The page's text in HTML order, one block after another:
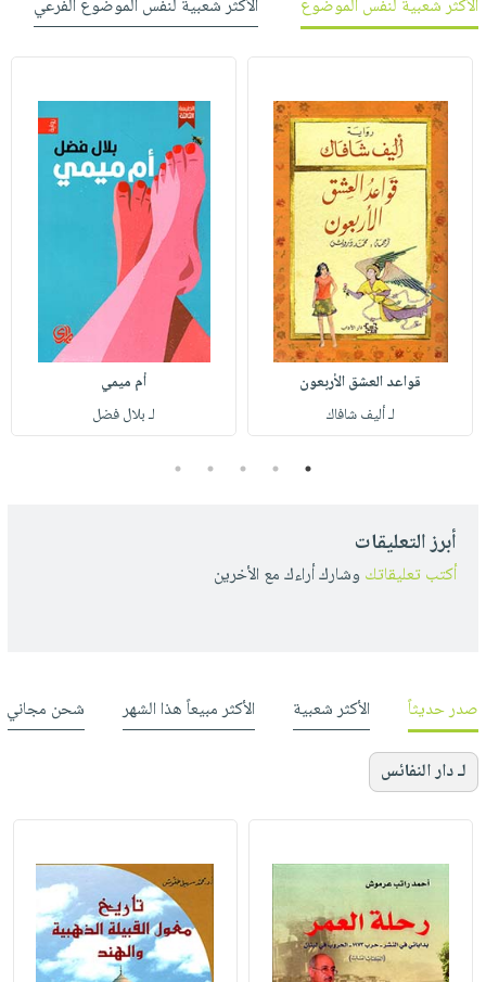
الأكثر شعبية لنفس الموضوع الأكثر شعبية لنفس الموضوع الفرعي
قواعد العشق الأربعون
لـ أليف شافاك
أم ميمي
لـ بلال فضل
1
2
3
4
5
أبرز التعليقات
أكتب تعليقاتك وشارك أراءك مع الأخرين
صدر حديثاً الأكثر شعبية الأكثر مبيعاً هذا الشهر شحن مجاني
لـ دار النفائس